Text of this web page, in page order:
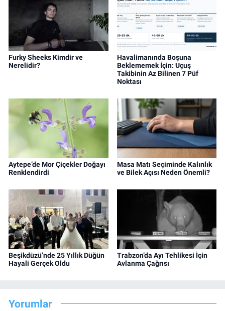
Furky Sheeks Kimdir ve
Nerelidir?
Havalimanında Boşuna
Beklememek İçin: Uçuş
Takibinin Az Bilinen 7 Püf
Noktası
Aytepe’de Mor Çiçekler Doğayı
Renklendirdi
Masa Matı Seçiminde Kalınlık
ve Bilek Açısı Neden Önemli?
Beşikdüzü’nde 25 Yıllık Düğün
Hayali Gerçek Oldu
Trabzon’da Ayı Tehlikesi İçin
Avlanma Çağrısı
Yorumlar